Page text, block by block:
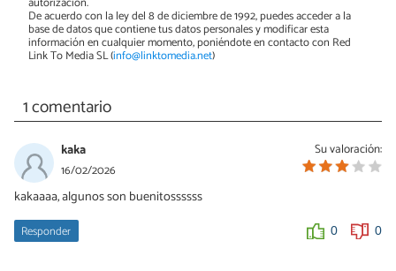
De acuerdo con la ley del 8 de diciembre de 1992, puedes acceder a la
base de datos que contiene tus datos personales y modificar esta
información en cualquier momento, poniéndote en contacto con Red
Link To Media SL (info@linktomedia.net)
1 comentario
Su valoración:
kaka
16/02/2026
kakaaaa, algunos son buenitossssss
Responder 0 0